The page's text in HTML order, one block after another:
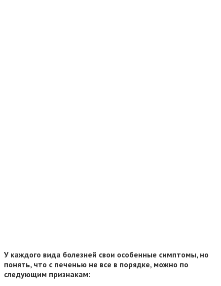
У каждого вида болезней свои особенные симптомы, но
понять, что с печенью не все в порядке, можно по
следующим признакам: